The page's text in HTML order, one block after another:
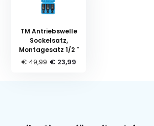
TM Antriebswelle
Sockelsatz,
Montagesatz 1/2 "
€ 49,99 € 23,99